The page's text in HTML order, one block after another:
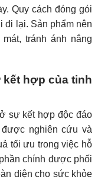
Quy cách đóng gói
đi lại. Sản phẩm nên
tránh ánh nắng
kết hợp của tinh
sự kết hợp độc đáo
nghiên cứu và
tối ưu trong việc hỗ
chính được phối
diện cho sức khỏe